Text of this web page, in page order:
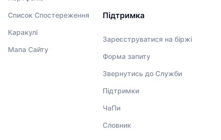
Список Спостереження
Каракулі
Мапа Сайту
Підтримка
Зареєструватися на біржі
Форма запиту
Звернутись до Служби
Підтримки
ЧаПи
Словник